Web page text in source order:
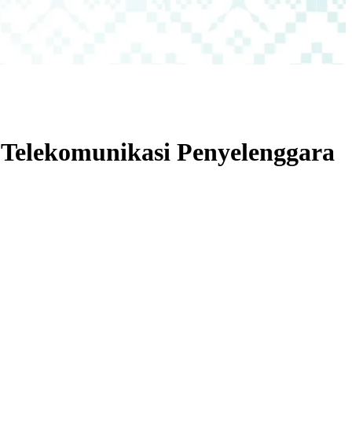
Penyelenggara